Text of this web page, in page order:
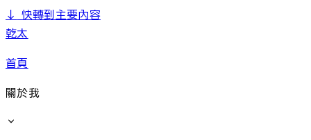
↓快轉到主要內容
乾太
首頁
關於我